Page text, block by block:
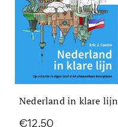
Nederland in klare lijn
€12,50